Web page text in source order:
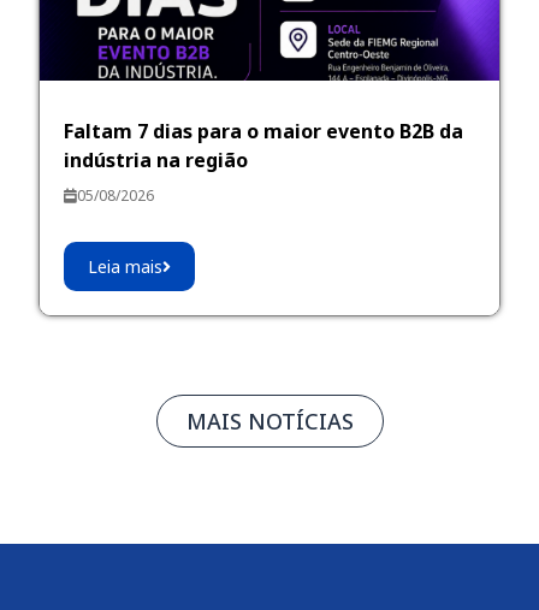
Faltam 7 dias para o maior evento B2B da
indústria na região
05/08/2026
Leia mais
MAIS NOTÍCIAS